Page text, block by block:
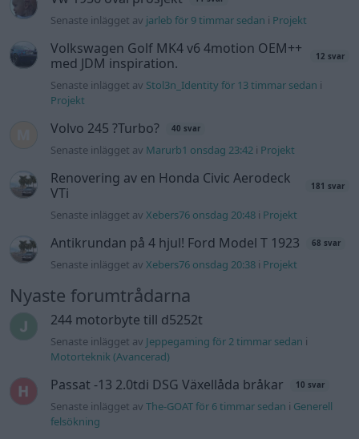
Senaste inlägget av jarleb för 9 timmar sedan i Projekt
Volkswagen Golf MK4 v6 4motion OEM++
med JDM inspiration.
12 svar
Senaste inlägget av Stol3n_Identity för 13 timmar sedan i
Projekt
Volvo 245 ?Turbo? 40 svar
Senaste inlägget av Marurb1 onsdag 23:42 i Projekt
Renovering av en Honda Civic Aerodeck
VTi
181 svar
Senaste inlägget avXebers76 onsdag 20:48 i Projekt
Antikrundan på 4 hjul! Ford Model T 1923 68 svar
Senaste inlägget avXebers76 onsdag 20:38 i Projekt
Nyaste forumtrådarna
244 motorbyte till d5252t
Senaste inlägget av Jeppegaming för 2 timmar sedan i
Motorteknik (Avancerad)
Passat -13 2.0tdi DSG Växellåda bråkar 10 svar
Senaste inlägget avThe-GOAT för 6 timmar sedan i Generell
felsökning